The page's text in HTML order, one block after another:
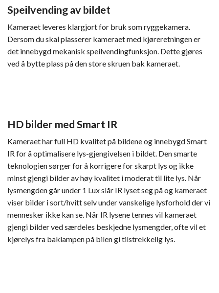
Speilvending av bildet
Kameraet leveres klargjort for bruk som ryggekamera.
Dersom du skal plasserer kameraet med kjøreretningen er
det innebygd mekanisk speilvendingfunksjon. Dette gjøres
ved å bytte plass på den store skruen bak kameraet.
HD bilder med Smart IR
Kameraet har full HD kvalitet på bildene og innebygd Smart
IR for å optimalisere lys-gjengivelsen i bildet. Den smarte
teknologien sørger for å korrigere for skarpt lys og ikke
minst gjengi bilder av høy kvalitet i moderat til lite lys. Når
lysmengden går under 1 Lux slår IR lyset seg på og kameraet
viser bilder i sort/hvitt selv under vanskelige lysforhold der vi
mennesker ikke kan se. Når IR lysene tennes vil kameraet
gjengi bilder ved særdeles beskjedne lysmengder, ofte vil et
kjørelys fra baklampen på bilen gi tilstrekkelig lys.